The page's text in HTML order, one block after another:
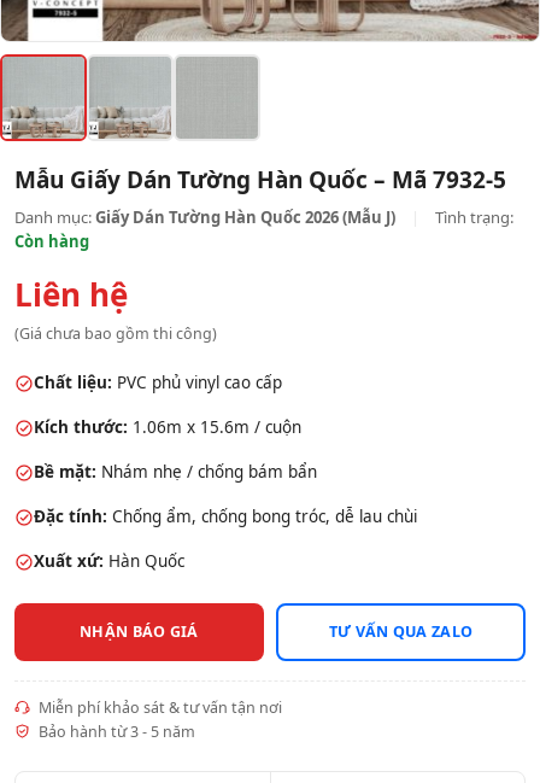
Mẫu Giấy Dán Tường Hàn Quốc – Mã 7932-5
Danh mục:Giấy Dán Tường Hàn Quốc 2026 (Mẫu J)
Tình trạng:
Còn hàng
Liên hệ
(Giá chưa bao gồm thi công)
Chất liệu: PVC phủ vinyl cao cấp
Kích thước: 1.06m x 15.6m / cuộn
Bề mặt: Nhám nhẹ / chống bám bẩn
Đặc tính: Chống ẩm, chống bong tróc, dễ lau chùi
Xuất xứ: Hàn Quốc
NHẬN BÁO GIÁ TƯ VẤN QUA ZALO
Miễn phí khảo sát & tư vấn tận nơi
Bảo hành từ 3 - 5 năm